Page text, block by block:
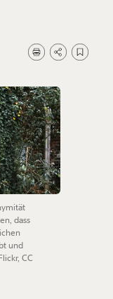
dass
und
, CC